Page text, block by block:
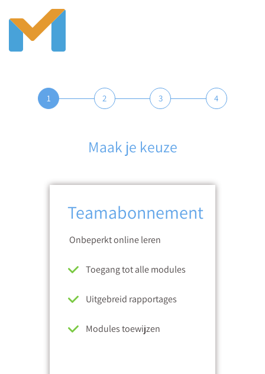
1 2 3 4
Maak je keuze
Teamabonnement
Onbeperkt online leren
Toegang tot alle modules
Uitgebreid rapportages
Modules toewijzen